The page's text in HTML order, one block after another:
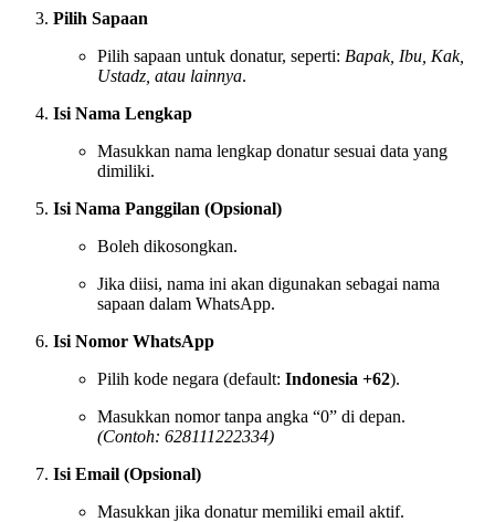
Pilih Sapaan
Pilih sapaan untuk donatur, seperti: Bapak, Ibu, Kak,
Ustadz, atau lainnya.
Isi Nama Lengkap
Masukkan nama lengkap donatur sesuai data yang
dimiliki.
Isi Nama Panggilan (Opsional)
Boleh dikosongkan.
Jika diisi, nama ini akan digunakan sebagai nama
sapaan dalam WhatsApp.
Isi Nomor WhatsApp
Pilih kode negara (default: Indonesia +62).
Masukkan nomor tanpa angka “0” di depan.
(Contoh: 628111222334)
Isi Email (Opsional)
Masukkan jika donatur memiliki email aktif.